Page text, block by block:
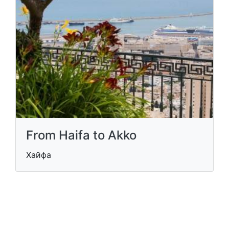
From Haifa to Akko
Хайфа